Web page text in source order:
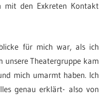
mit den Exkreten Kontakt
für mich war, als ich
unsere Theatergruppe kam
mich umarmt haben. Ich
genau erklärt- also von